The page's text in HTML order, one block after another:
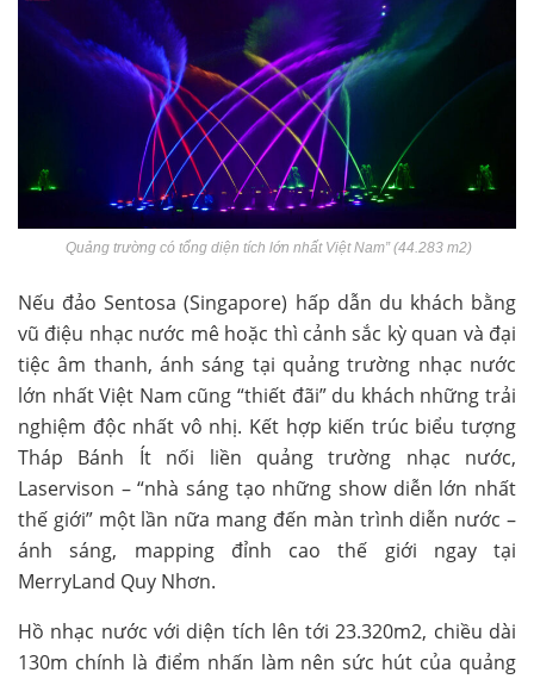
Quảng trường có tổng diện tích lớn nhất Việt Nam” (44.283 m2)
Nếu đảo Sentosa (Singapore) hấp dẫn du khách bằng
vũ điệu nhạc nước mê hoặc thì cảnh sắc kỳ quan và đại
tiệc âm thanh, ánh sáng tại quảng trường nhạc nước
lớn nhất Việt Nam cũng “thiết đãi” du khách những trải
nghiệm độc nhất vô nhị. Kết hợp kiến trúc biểu tượng
Tháp Bánh Ít nối liền quảng trường nhạc nước,
Laservison – “nhà sáng tạo những show diễn lớn nhất
thế giới” một lần nữa mang đến màn trình diễn nước –
ánh sáng, mapping đỉnh cao thế giới ngay tại
MerryLand Quy Nhơn.
Hồ nhạc nước với diện tích lên tới 23.320m2, chiều dài
130m chính là điểm nhấn làm nên sức hút của quảng